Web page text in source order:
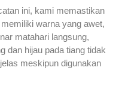
ini, kami memastikan
warna yang awet,
matahari langsung,
dan hijau pada tiang tidak
meskipun digunakan